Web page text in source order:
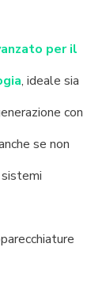
per il
, ideale sia
con
se non